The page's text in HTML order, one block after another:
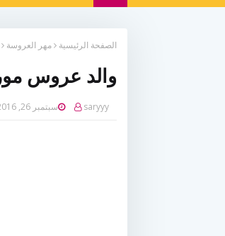
الصفحة الرئيسية مهر العروسة
والد عروس
saryyy سبتمبر 26, 2016